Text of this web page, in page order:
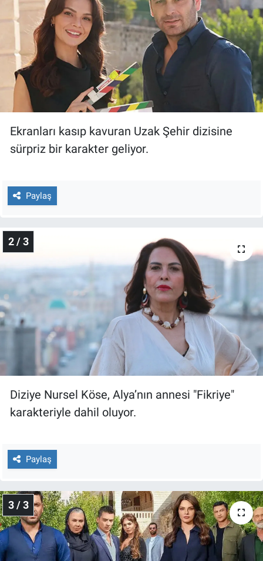
Ekranları kasıp kavuran Uzak Şehir dizisine
sürpriz bir karakter geliyor.
Paylaş
2 / 3
Diziye Nursel Köse, Alya’nın annesi "Fikriye"
karakteriyle dahil oluyor.
Paylaş
3 / 3
Gündem Özel
Günün görüntüsü
Haber
Kimdir
Kültür Sanat
Nedir
Popüler
Programlar
Sağlık
Spor
Teknoloji
Türkiye'nin Geleceği
Yerel Gündem
Yerel Yaşam